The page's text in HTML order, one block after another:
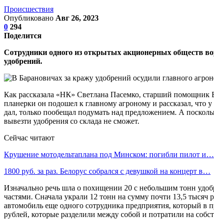
Происшествия
Опубликовано Авг 26, 2023
0 294
Поделится
Сотрудники одного из открытых акционерных обществ
удобрений.
Как рассказала «НК» Светлана Пасемко, старший
планерки он подошел к главному агроному и рассказал, что
дал, только пообещал подумать над предложением. А
вывезти удобрения со склада не сможет.
Сейчас читают
Крушение мотодельтаплана под Минском: погибли пилот и…
1800 руб. за раз. Белорус собрался с девушкой на концерт в…
Изначально речь шла о похищении 20 с небольшим тонн
частями. Сначала украли 12 тонн на сумму почти 13,5 тысяч
автомобиль еще одного сотрудника предприятия, который
рублей, которые разделили между собой и потратили на